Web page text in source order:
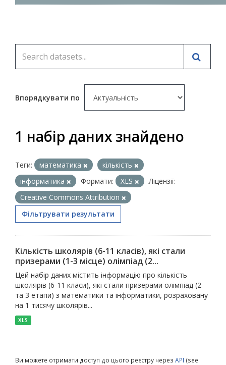
Впорядкувати по
1 набір даних знайдено
Теги: математика
кількість
інформатика
Формати: XLS
Ліцензії:
Creative Commons Attribution
Фільтрувати результати
Кількість школярів (6-11 класів), які стали
призерами (1-3 місце) олімпіад (2...
Цей набір даних містить інформацію про кількість
школярів (6-11 класи), які стали призерами олімпіад (2
та 3 етапи) з математики та інформатики, розраховану
на 1 тисячу школярів...
XLS
Ви можете отримати доступ до цього реєстру через API (see